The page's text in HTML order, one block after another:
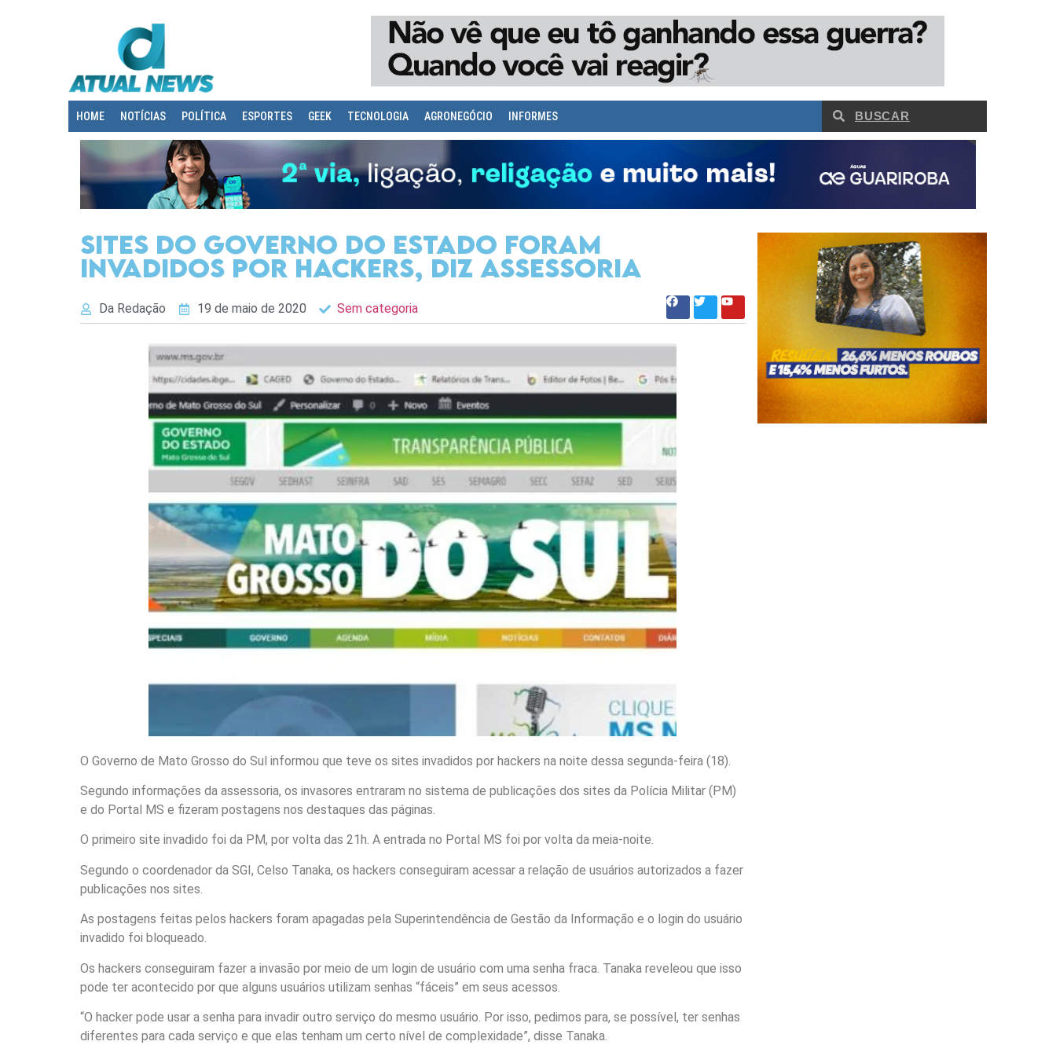
HOME NOTÍCIAS POLÍTICA ESPORTES GEEK TECNOLOGIA AGRONEGÓCIO INFORMES
Sites do Governo do Estado foram
invadidos por hackers, diz assessoria
Da Redação 19 de maio de 2020 Sem categoria
O Governo de Mato Grosso do Sul informou que teve os sites invadidos por hackers na noite dessa segunda-feira (18).
Segundo informações da assessoria, os invasores entraram no sistema de publicações dos sites da Polícia Militar (PM)
e do Portal MS e fizeram postagens nos destaques das páginas.
O primeiro site invadido foi da PM, por volta das 21h. A entrada no Portal MS foi por volta da meia-noite.
Segundo o coordenador da SGI, Celso Tanaka, os hackers conseguiram acessar a relação de usuários autorizados a fazer
publicações nos sites.
As postagens feitas pelos hackers foram apagadas pela Superintendência de Gestão da Informação e o login do usuário
invadido foi bloqueado.
Os hackers conseguiram fazer a invasão por meio de um login de usuário com uma senha fraca. Tanaka reveleou que isso
pode ter acontecido por que alguns usuários utilizam senhas “fáceis” em seus acessos.
“O hacker pode usar a senha para invadir outro serviço do mesmo usuário. Por isso, pedimos para, se possível, ter senhas
diferentes para cada serviço e que elas tenham um certo nível de complexidade”, disse Tanaka.